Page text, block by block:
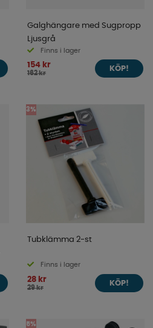
Galghängare med Sugpropp
Ljusgrå
Finns i lager
154 kr
162 kr
KÖP!
3%
Tubklämma 2-st
Finns i lager
28 kr
29 kr
KÖP!
5%